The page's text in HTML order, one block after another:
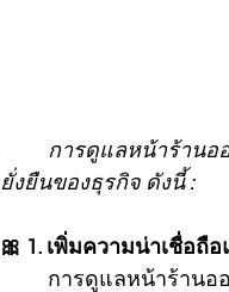
ยั่งยืนของธุรกิจ ดังนี้ :
🎀 1. เพิ่มความน่าเชื่อถื
การดูแลหน้าร้านอ